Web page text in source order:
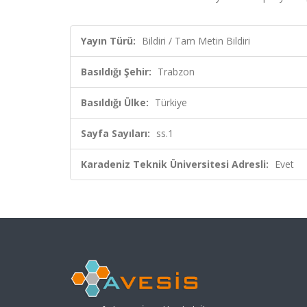
Yayın Türü: Bildiri / Tam Metin Bildiri
Basıldığı Şehir: Trabzon
Basıldığı Ülke: Türkiye
Sayfa Sayıları: ss.1
Karadeniz Teknik Üniversitesi Adresli: Evet